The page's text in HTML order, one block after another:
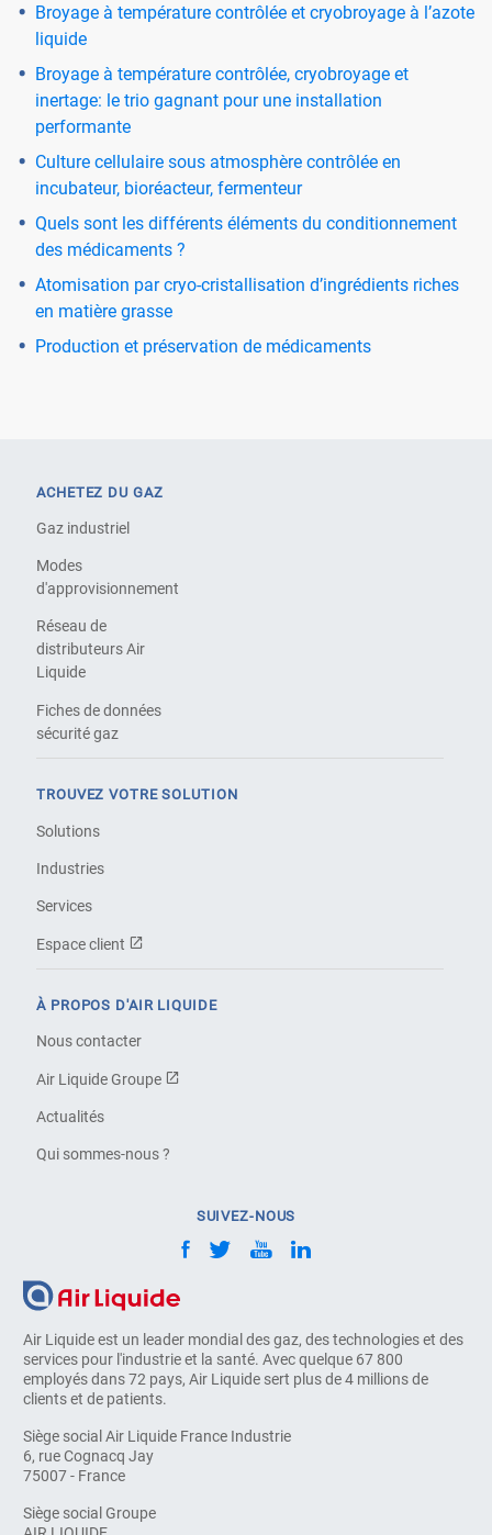
Broyage à température contrôlée et cryobroyage à l’azote
liquide
Broyage à température contrôlée, cryobroyage et
inertage: le trio gagnant pour une installation
performante
Culture cellulaire sous atmosphère contrôlée en
incubateur, bioréacteur, fermenteur
Quels sont les différents éléments du conditionnement
des médicaments ?
Atomisation par cryo-cristallisation d’ingrédients riches
en matière grasse
Production et préservation de médicaments
Air Liquide est un leader mondial des gaz, des technologies et des
services pour l'industrie et la santé. Avec quelque 67 800
employés dans 72 pays, Air Liquide sert plus de 4 millions de
clients et de patients.
Siège social Air Liquide France Industrie
6, rue Cognacq Jay
75007 - France
Siège social Groupe
ACHETEZ DU GAZ
Gaz industriel
Modes
d'approvisionnement
Réseau de
distributeurs Air
Liquide
Fiches de données
sécurité gaz
TROUVEZ VOTRE SOLUTION
Solutions
Industries
Services
Espace client
À PROPOS D'AIR LIQUIDE
Nous contacter
Air Liquide Groupe
Actualités
Qui sommes-nous ?
SUIVEZ-NOUS